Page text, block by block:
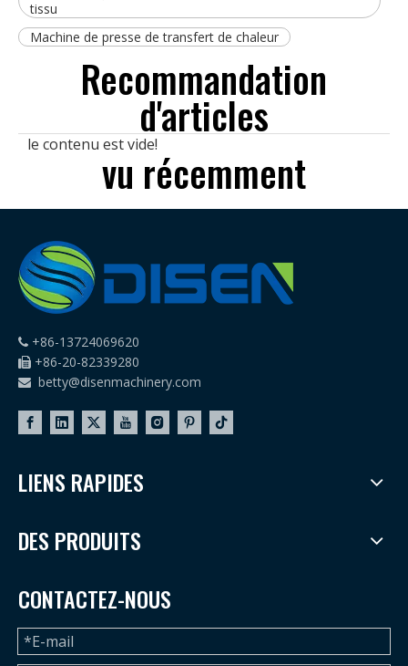
tissu
Machine de presse de transfert de chaleur
Recommandation
d'articles
le contenu est vide!
vu récemment
 +86-13724069620
 +86-20-82339280
 betty@disenmachinery.com
LIENS RAPIDES
DES PRODUITS
CONTACTEZ-NOUS